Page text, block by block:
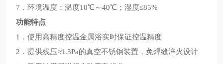
7．环境温度：温度10℃～40℃；湿度≤85%
功能特点
1．使用高精度控温金属浴实时保证控温精度
2．提供残压≯1.3Pa的真空不锈钢装置，免焊缝淬火设计